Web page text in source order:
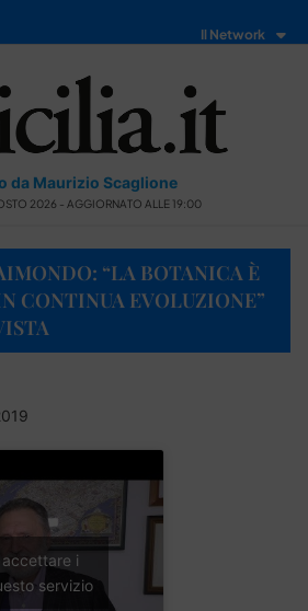
Il Network
da Maurizio Scaglione
2026 - AGGIORNATO ALLE 19:00
“LA BOTANICA È
CONTINUA EVOLUZIONE”
i
servizio